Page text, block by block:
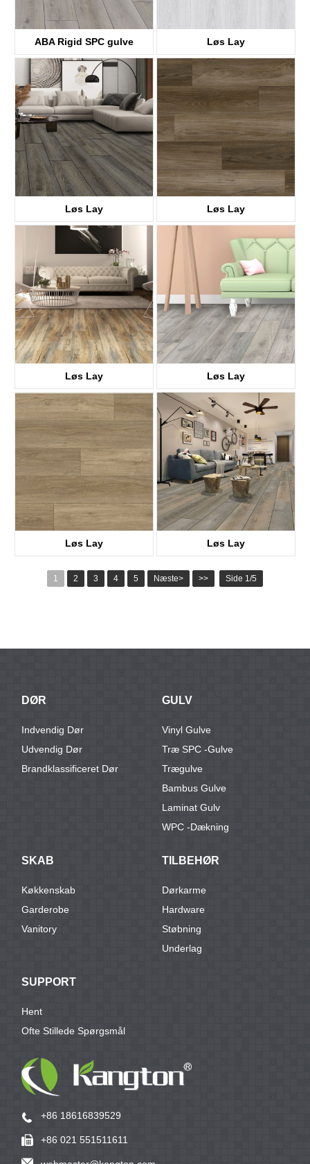
ABA Rigid SPC gulve
KTV8036
Løs Lay
KTV8017
Løs Lay
KTV8028
Løs Lay
Løs Lay
KTV8008
Løs Lay
KTV8021
Løs Lay Løs Lay
1 2 3 4 5 Næste> >> Side 1/5
DØR
Indvendig Dør
Udvendig Dør
Brandklassificeret Dør
GULV
Vinyl Gulve
Træ SPC -gulve
Trægulve
Bambus Gulve
Laminat Gulv
WPC -dækning
SKAB
Køkkenskab
Garderobe
Vanitory
TILBEHØR
Dørkarme
Hardware
Støbning
Underlag
SUPPORT
Hent
Ofte Stillede Spørgsmål
+86 18616839529
+86 021 551511611